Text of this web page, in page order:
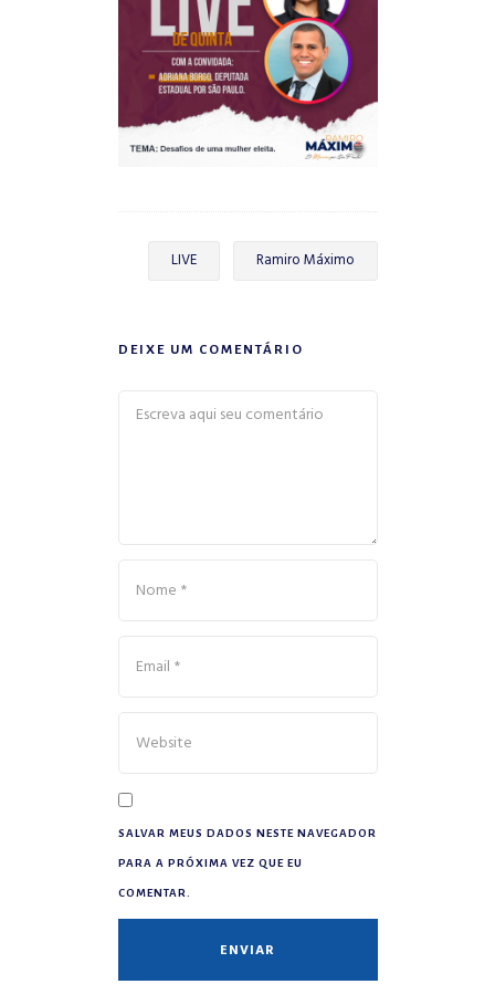
LIVE Ramiro Máximo
DEIXE UM COMENTÁRIO
SALVAR MEUS DADOS NESTE NAVEGADOR
PARA A PRÓXIMA VEZ QUE EU
COMENTAR.